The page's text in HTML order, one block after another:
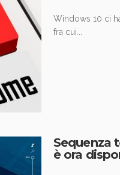
Windows 10 ci
fra cui...
Sequenza
è ora